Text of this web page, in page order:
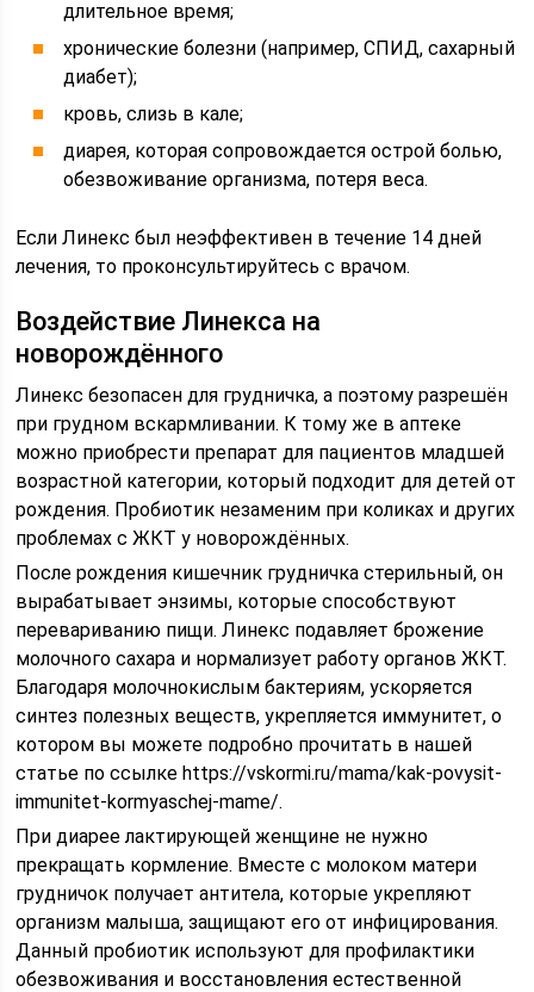
длительное время;
хронические болезни (например, СПИД, сахарный
диабет);
кровь, слизь в кале;
диарея, которая сопровождается острой болью,
обезвоживание организма, потеря веса.
Если Линекс был неэффективен в течение 14 дней
лечения, то проконсультируйтесь с врачом.
Воздействие Линекса на
новорождённого
Линекс безопасен для грудничка, а поэтому разрешён
при грудном вскармливании. К тому же в аптеке
можно приобрести препарат для пациентов младшей
возрастной категории, который подходит для детей от
рождения. Пробиотик незаменим при коликах и других
проблемах с ЖКТ у новорождённых.
После рождения кишечник грудничка стерильный, он
вырабатывает энзимы, которые способствуют
перевариванию пищи. Линекс подавляет брожение
молочного сахара и нормализует работу органов ЖКТ.
Благодаря молочнокислым бактериям, ускоряется
синтез полезных веществ, укрепляется иммунитет, о
котором вы можете подробно прочитать в нашей
статье по ссылке https://vskormi.ru/mama/kak-povysit-
immunitet-kormyaschej-mame/.
При диарее лактирующей женщине не нужно
прекращать кормление. Вместе с молоком матери
грудничок получает антитела, которые укрепляют
организм малыша, защищают его от инфицирования.
Данный пробиотик используют для профилактики
обезвоживания и восстановления естественной